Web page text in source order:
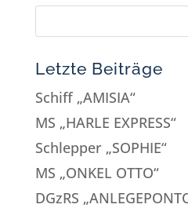
Letzte Beiträge
Schiff „AMISIA“
MS „HARLE EXPRESS“
Schlepper „SOPHIE“
MS „ONKEL OTTO“
DGzRS